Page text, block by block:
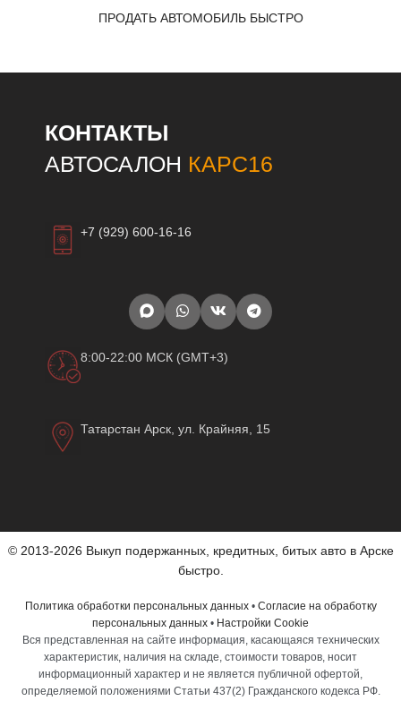
ПРОДАТЬ АВТОМОБИЛЬ БЫСТРО
КОНТАКТЫ
АВТОСАЛОН КАРС16
+7 (929) 600-16-16
8:00-22:00 МСК (GMT+3)
Татарстан Арск, ул. Крайняя, 15
© 2013-2026 Выкуп подержанных, кредитных, битых авто в Арске
быстро.
Политика обработки персональных данных• Согласие на обработку
персональных данных • Настройки Cookie
Вся представленная на сайте информация, касающаяся технических
характеристик, наличия на складе, стоимости товаров, носит
информационный характер и не является публичной офертой,
определяемой положениями Статьи 437(2) Гражданского кодекса РФ.